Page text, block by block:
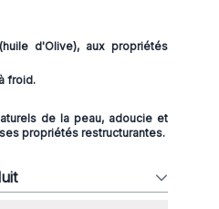
d'Olive), aux propriétés
froid.
de la peau, adoucie et
propriétés restructurantes.